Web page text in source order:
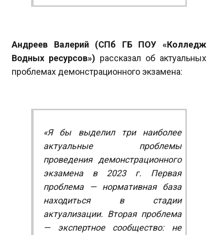
Андреев Валерий (СПб ГБ ПОУ «Колледж
Водных ресурсов») рассказал об актуальных
проблемах демонстрационного экзамена:
«Я бы выделил три наиболее
актуальные проблемы
проведения демонстрационного
экзамена в 2023 г. Первая
проблема — нормативная база
находиться в стадии
актуализации. Вторая проблема
— экспертное сообщество: не